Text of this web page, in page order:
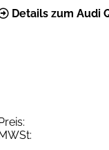
Details zum Audi